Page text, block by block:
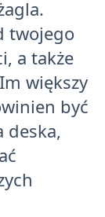
twojego
a także
większy
być
deska,